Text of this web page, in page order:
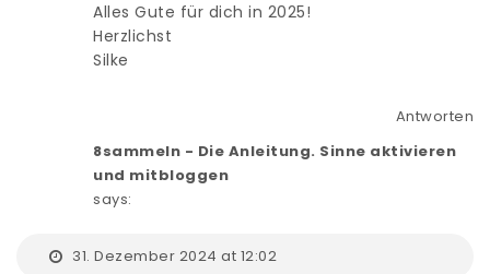
Alles Gute für dich in 2025!
Herzlichst
Silke
Antworten
8sammeln - Die Anleitung. Sinne aktivieren
und mitbloggen
says:
31. Dezember 2024 at 12:02